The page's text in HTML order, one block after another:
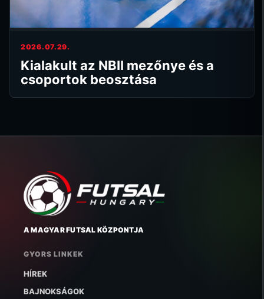
2026.07.29.
Kialakult az NBII mezőnye és a
csoportok beosztása
A MAGYAR FUTSAL KÖZPONTJA
GYORS LINKEK
HÍREK
BAJNOKSÁGOK